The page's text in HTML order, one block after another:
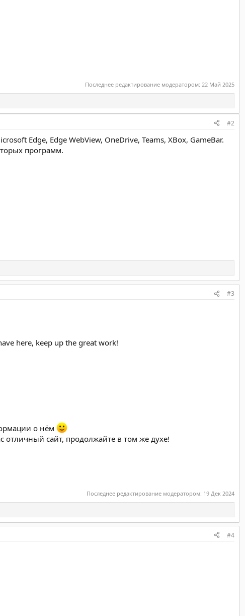
Последнее редактирование модератором: 22 Май 2025
#2
Edge, Edge WebView, OneDrive, Teams, XBox, GameBar.
программ.
#3
here, keep up the great work!
о нём
отличный сайт, продолжайте в том же духе!
Последнее редактирование модератором: 19 Дек 2024
#4